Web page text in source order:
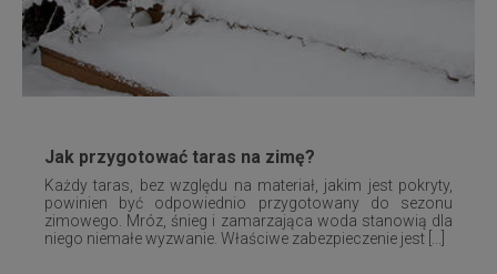
Jak przygotować taras na zimę?
Każdy taras, bez względu na materiał, jakim jest pokryty,
powinien być odpowiednio przygotowany do sezonu
zimowego. Mróz, śnieg i zamarzająca woda stanowią dla
niego niemałe wyzwanie. Właściwe zabezpieczenie jest [...]